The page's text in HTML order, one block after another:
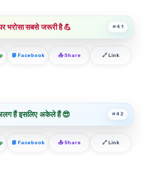
भरोसा सबसे जरूरी है 💪 #41
📘 Facebook 📤 Share 🔗 Link
हैं इसलिए अकेले हैं 😎 #42
📘 Facebook 📤 Share 🔗 Link